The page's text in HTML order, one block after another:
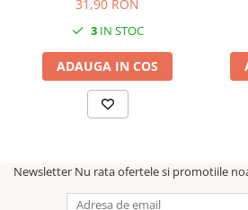
Designul unic al acestora prezintă o
veghează de pe lună, printre nori și
farmec aparte oricărei ținute, oferindu-ți
romantică.
Simte-te specială și fii pregătită să
plină de magie și iubire.
31,90 RON
3IN STOC
ADAUGA IN COS
Newsletter Nu rata ofertele si promotiile